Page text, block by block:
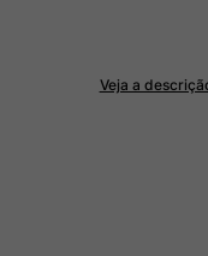
Veja a